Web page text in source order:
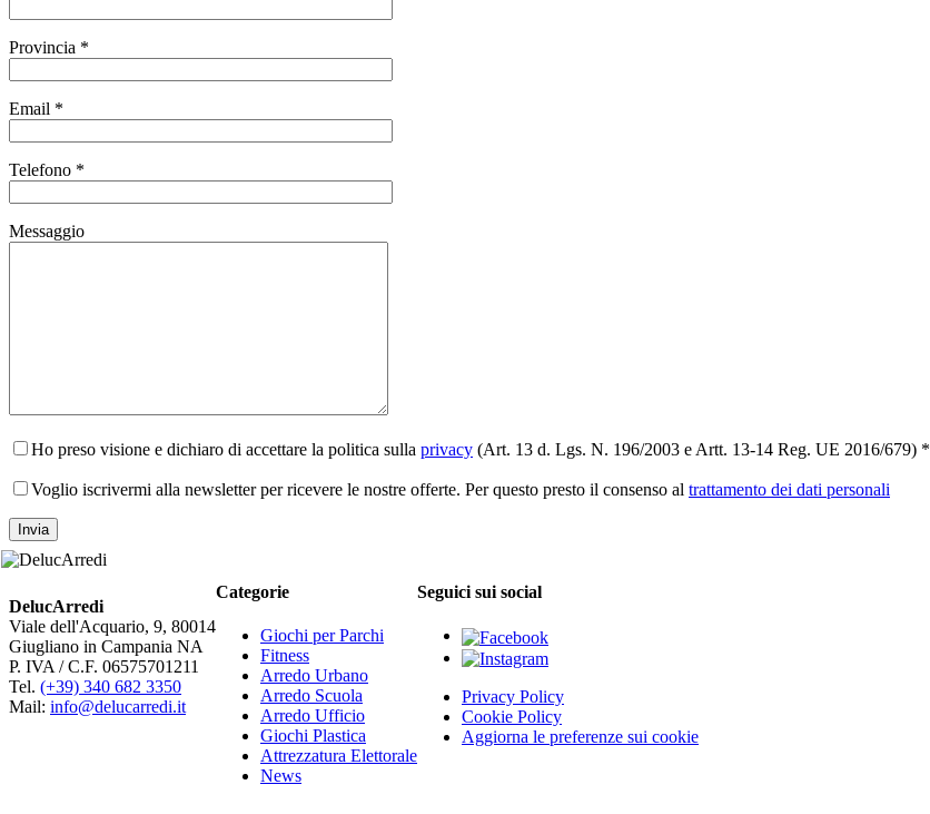
Provincia *
Email *
Telefono *
Messaggio
Ho preso visione e dichiaro di accettare la politica sulla privacy (Art. 13 d. Lgs. N. 196/2003 e Artt. 13-14 Reg. UE 2016/679) *
Voglio iscrivermi alla newsletter per ricevere le nostre offerte. Per questo presto il consenso al trattamento dei dati personali
DelucArredi
Viale dell'Acquario, 9, 80014
Giugliano in Campania NA
P. IVA / C.F. 06575701211
Tel. (+39) 340 682 3350
Mail: info@delucarredi.it
Categorie
Giochi per Parchi
Fitness
Arredo Urbano
Arredo Scuola
Arredo Ufficio
Giochi Plastica
Attrezzatura Elettorale
News
Seguici sui social
Privacy Policy
Cookie Policy
Aggiorna le preferenze sui cookie